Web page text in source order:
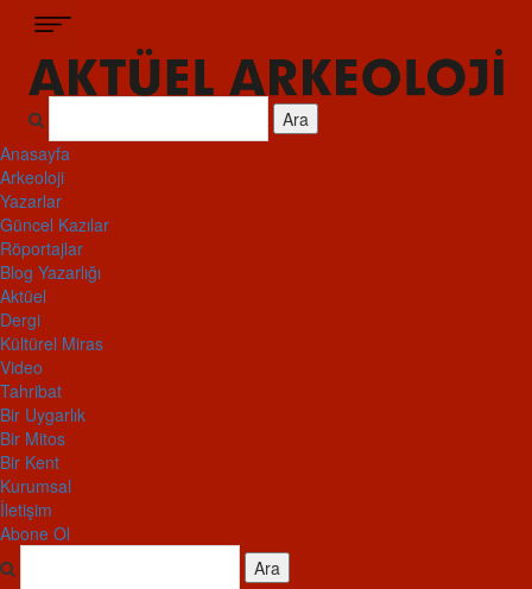
Ara
Anasayfa
Arkeoloji
Yazarlar
Güncel Kazılar
Röportajlar
Blog Yazarlığı
Aktüel
Dergi
Kültürel Miras
Video
Tahribat
Bir Uygarlık
Bir Mitos
Bir Kent
Kurumsal
İletişim
Abone Ol
Ara